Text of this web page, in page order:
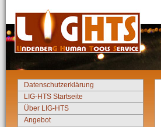
Datenschutzerklärung
LIG-HTS Startseite
Über LIG-HTS
Angebot